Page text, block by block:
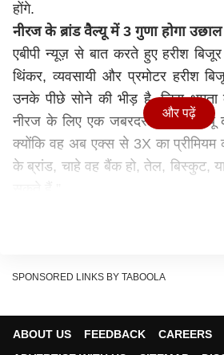
होंगे.
नीरज के ब्रांड वैल्यू में 3 गुणा होगा उछाल
एबीपी न्यूज़ से बात करते हुए हरीश
थिंकर, व्यवसायी और प्रमोटर हरीश
उनके पीछे सोने की भीड़ है, जिस
नीरज के लिए एक जबरदस्त ब्रांड वैल्यू
क्योंकि वह अब एक्स से 3X का
के ब्रांड, चाहे वह बैंक हो, तेल, बिस्कुट,
स्पॉन्सरशिप को नहीं आंकना चाहिए और
और पढ़ें
SPONSORED LINKS BY TABOOLA
ABOUT US FEEDBACK
CAREERS